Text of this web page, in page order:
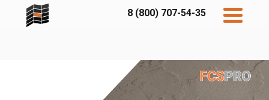
8 (800) 707-54-35